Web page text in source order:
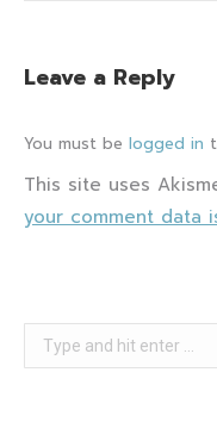
Leave a Reply
You must be logged in
This site uses
your comment data
Search: